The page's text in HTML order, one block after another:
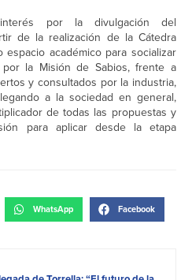
interés por la divulgación del
de la realización de la Cátedra
espacio académico para socializar
la Misión de Sabios, frente a
y consultados por la industria,
a la sociedad en general,
de todas las propuestas y
para aplicar desde la etapa
WhatsApp Facebook